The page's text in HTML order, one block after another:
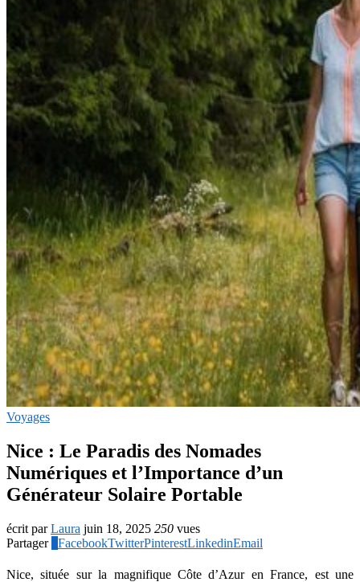
Voyages
Nice : Le Paradis des Nomades
Numériques et l’Importance d’un
Générateur Solaire Portable
écrit parLaura juin 18, 2025 250 vues
Partager
FacebookTwitterPinterestLinkedinEmail
Nice, située sur la magnifique Côte d’Azur en France, est une